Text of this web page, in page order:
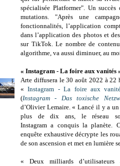
spécialisée Platformer". Un
mutations. "Après une
fonctionnalités, l’application
dans l’application des photos et
sur TikTok. Le nombre de
algorithme, va aussi diminuer, au
« Instagram - La foire aux vanités
Arte diffusera le 30 août 2022 à 22
«Instagram - La foire aux
(Instagram - Das toxische
d’Olivier Lemaire. « Lancé il y a
plus de dix ans, le réseau
Instagram a conquis la planète.
enquête exhaustive décrypte les
de son ascension et met en lumière
« Deux milliards d’utilisateurs